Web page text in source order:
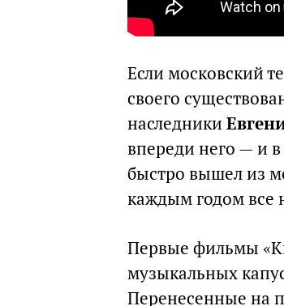
Если московский
своего
наследники
впереди него — и
быстро вышел из
каждым годом все
Первые фильмы
музыкальных
Перенесенные на